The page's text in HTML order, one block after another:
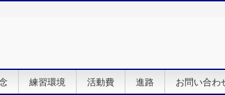
練習環境 活動費 進路 お問い合わ